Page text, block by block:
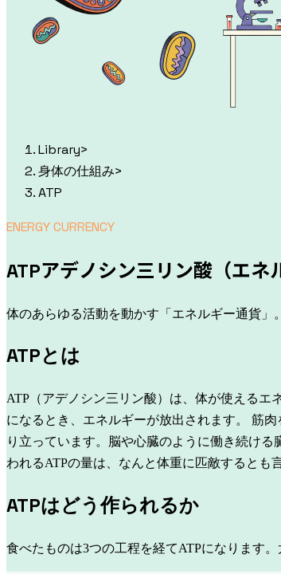
Library>
身体の仕組み>
ATP
ENERGY CURRENCY
ATPアデノシン三リン酸（エネ
体のあらゆる活動を動かす「エネルギー通貨
ATPとは
ATP（アデノシン三リン酸）は、体が使えるエ
になるとき、エネルギーが放出されます。
筋肉
り立っています。脳や心臓のように働き続ける
われるATPの量は、なんと体重に匹敵するとも
ATPはどう作られるか
食べたものは3つの工程を経てATPになります